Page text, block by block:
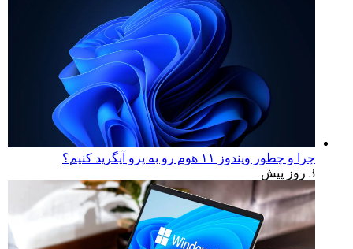
چرا و چطور ویندوز ۱۱ هوم رو به پرو آپگرید کنیم؟
3 روز پیش